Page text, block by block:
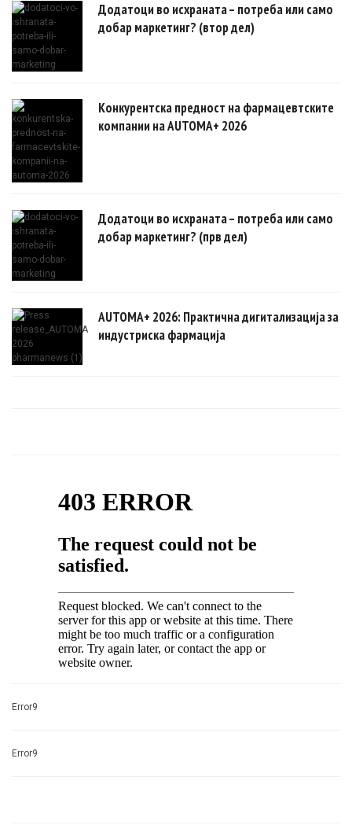
Додатоци во исхраната – потреба или само
добар маркетинг? (втор дел)
Конкурентска предност на фармацевтските
компании на AUTOMA+ 2026
Додатоци во исхраната – потреба или само
добар маркетинг? (прв дел)
AUTOMA+ 2026: Практична дигитализација за
индустриска фармација
Error9
Error9